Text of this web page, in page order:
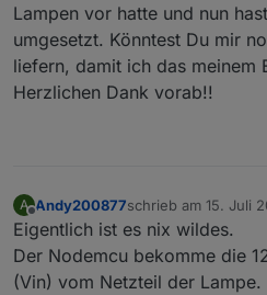
Lampen vor hatte und nun
umgesetzt. Könntest Du mir
liefern, damit ich das meinem
Herzlichen Dank vorab!!
A
Offline
Andy200877schrieb am 15. Juli
zuletzt editiert von
Eigentlich ist es nix wildes.
Der Nodemcu bekomme die
(Vin) vom Netzteil der Lampe.